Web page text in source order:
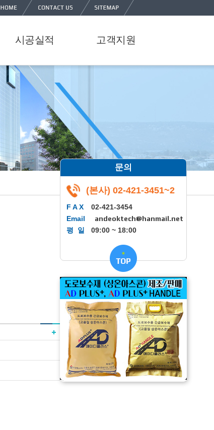
문의
(본사) 02-421-3451~2
F A X
02-421-3454
Email
andeoktech@hanmail.net
평일
09:00 ~ 18:00
시공실적
실적현황
갤러리
고객지원